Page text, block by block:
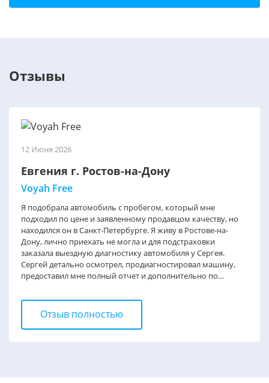
Отзывы
12 Июня 2026
Евгения г. Ростов-на-Дону
Voyah Free
Я подобрала автомобиль с пробегом, который мне
подходил по цене и заявленному продавцом качеству, но
находился он в Санкт-Петербурге. Я живу в Ростове-на-
Дону, лично приехать не могла и для подстраховки
заказала выездную диагностику автомобиля у Сергея.
Сергей детально осмотрел, продиагностировал машину,
предоставил мне полный отчет и дополнительно по
недостатки выявлены. Выяснилось много моментов, о
которых продавец умалчивал... и я приобрела другой
автомобиль. Сергей отличный специалист, знающий свое
дело и выполняющий свою работу не "для галочки", а с
Отзыв полностью